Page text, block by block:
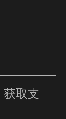
获取支